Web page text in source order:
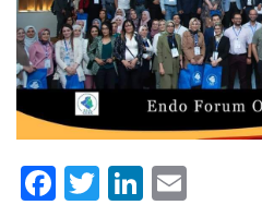
Facebook
TwitterLinkedIn